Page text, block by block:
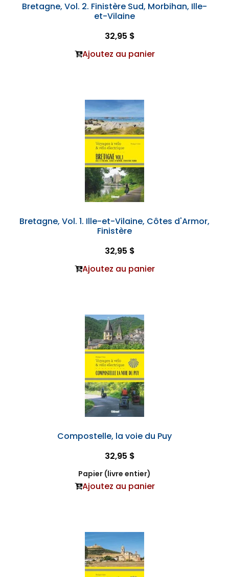
Bretagne, Vol. 2. Finistère Sud, Morbihan, Ille-
et-Vilaine
32,95 $
Ajoutez au panier
Bretagne, Vol. 1. Ille-et-Vilaine, Côtes d'Armor,
Finistère
32,95 $
Ajoutez au panier
Compostelle, la voie du Puy
32,95 $
Papier (livre entier)
Ajoutez au panier